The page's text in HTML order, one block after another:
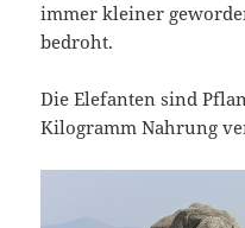
immer kleiner
bedroht.
Die Elefanten sind
Kilogramm Nahrung